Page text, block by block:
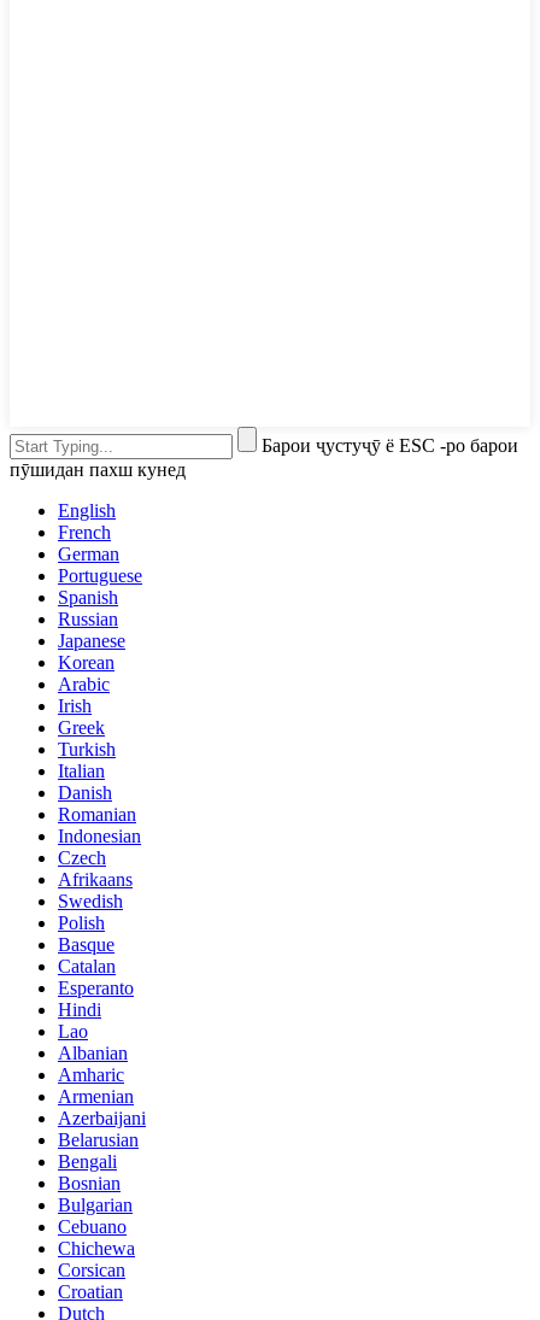
Барои ҷустуҷӯ ё ESC -ро барои
пӯшидан пахш кунед
English
French
German
Portuguese
Spanish
Russian
Japanese
Korean
Arabic
Irish
Greek
Turkish
Italian
Danish
Romanian
Indonesian
Czech
Afrikaans
Swedish
Polish
Basque
Catalan
Esperanto
Hindi
Lao
Albanian
Amharic
Armenian
Azerbaijani
Belarusian
Bengali
Bosnian
Bulgarian
Cebuano
Chichewa
Corsican
Croatian
Dutch